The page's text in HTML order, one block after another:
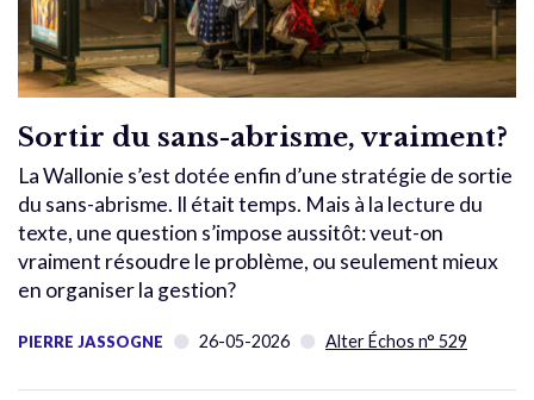
Sortir du sans-abrisme, vraiment?
La Wallonie s’est dotée enfin d’une stratégie de sortie
du sans-abrisme. Il était temps. Mais à la lecture du
texte, une question s’impose aussitôt: veut-on
vraiment résoudre le problème, ou seulement mieux
en organiser la gestion?
PIERRE JASSOGNE 26-05-2026 Alter Échos n° 529